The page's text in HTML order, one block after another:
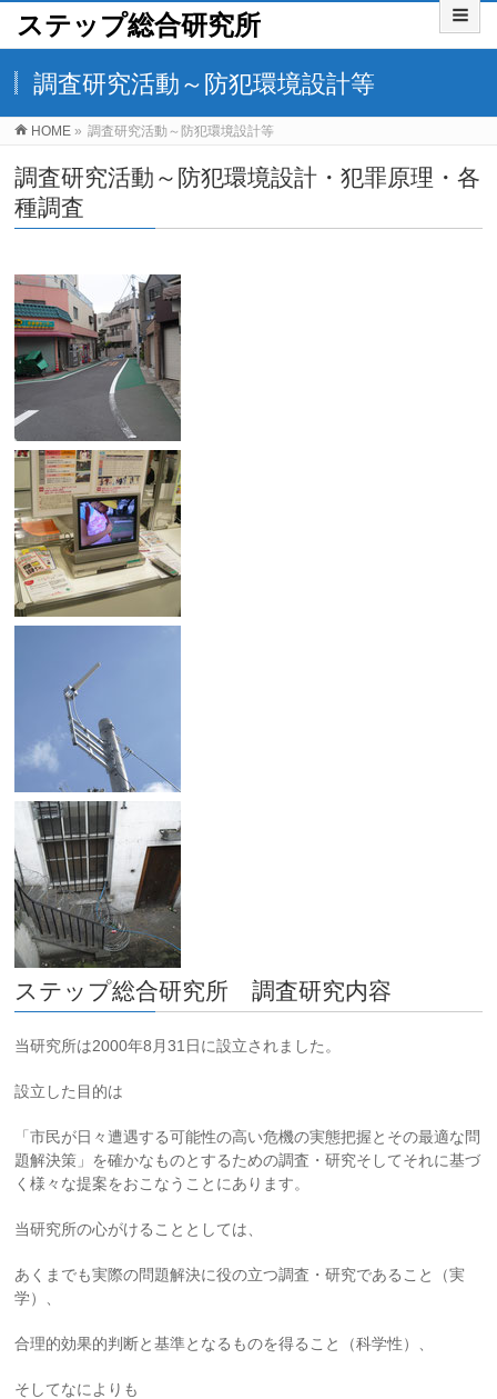
ステップ総合研究所
調査研究活動～防犯環境設計等
HOME » 調査研究活動～防犯環境設計等
調査研究活動～防犯環境設計・犯罪原理・各
種調査
ステップ総合研究所 調査研究内容
当研究所は2000年8月31日に設立されました。
設立した目的は
「市民が日々遭遇する可能性の高い危機の実態把握とその最適な問
題解決策」を確かなものとするための調査・研究そしてそれに基づ
く様々な提案をおこなうことにあります。
当研究所の心がけることとしては、
あくまでも実際の問題解決に役の立つ調査・研究であること（実
学）、
合理的効果的判断と基準となるものを得ること（科学性）、
そしてなによりも